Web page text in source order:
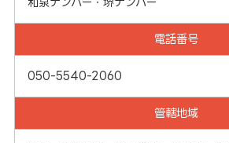
電話番号
050-5540-2060
管轄地域